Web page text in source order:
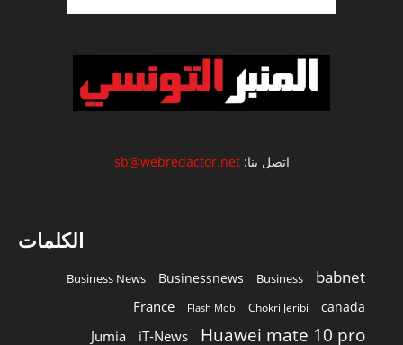
اتصل بنا:sb@webredactor.net
الكلمات
babnet
Business
Businessnews
Business News
canada
Chokri Jeribi
Flash Mob
France
Huawei mate 10 pro
iT-News
Jumia